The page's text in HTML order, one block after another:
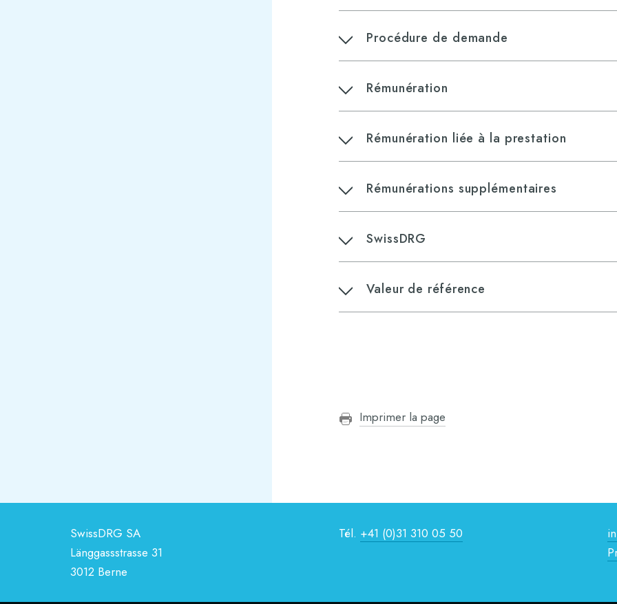
Procédure de demande
Rémunération
Rémunération liée à la prestation
Rémunérations supplémentaires
SwissDRG
​Valeur de référence
Imprimer la page
SwissDRG SA
Länggassstrasse 31
3012 Berne
Tél. +41 (0)31 310 05 50